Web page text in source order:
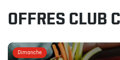
OFFRES CLUB
Dimanche